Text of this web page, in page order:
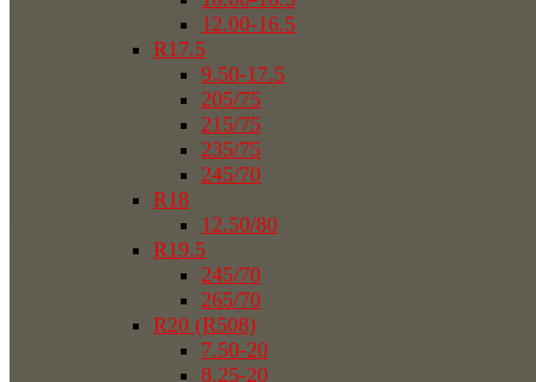
12.00-16.5
R17.5
9.50-17.5
205/75
215/75
235/75
245/70
R18
12.50/80
R19.5
245/70
265/70
R20 (R508)
7.50-20
8.25-20